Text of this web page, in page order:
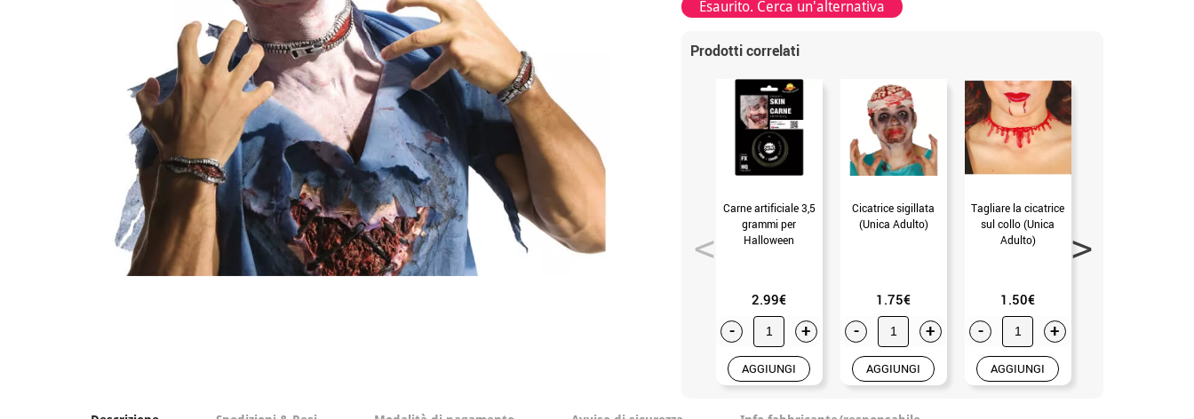
Esaurito. Cerca un'alternativa
Prodotti correlati
Carne artificiale 3,5
grammi per
Halloween
2.99€
- +
AGGIUNGI
Cicatrice sigillata
(Unica Adulto)
1.75€
- +
AGGIUNGI
Tagliare la cicatrice
sul collo (Unica
Adulto)
1.50€
- +
AGGIUNGI